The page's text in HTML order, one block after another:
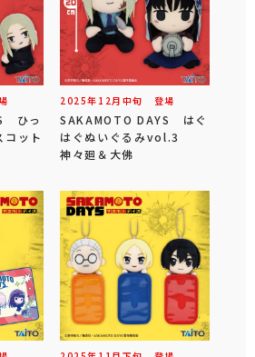
ひっ
コット
2025年 12 月 中旬 登場
SAKAMOTO DAYS はぐ
はぐぬいぐるみvol.3
神々廻＆大佛